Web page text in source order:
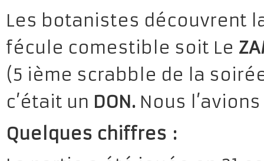
Les botanistes découvrent
fécule comestible soit Le
(5 ième scrabble de la
c’était un DON. Nous l’avions
Quelques chiffres :